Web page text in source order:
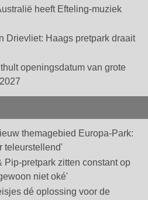
heeft Efteling-muziek
Drievliet: Haags pretpark draait
openingsdatum van grote
themagebied Europa-Park:
teleurstellend'
Pip-pretpark zitten constant op
niet oké'
dé oplossing voor de